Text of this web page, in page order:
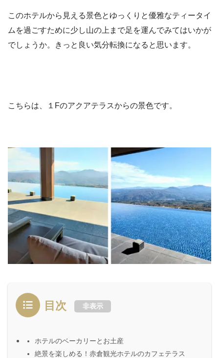
このホテルから見える景色とゆっくりと優雅なティータイ
ムを過ごすために少し山の上まで足を運んでみてはいかが
でしょうか。きっと良い気分転換になると思います。
こちらは、１Fのアクアテラスからの景色です。
目次 非表示
ホテルのベーカリーとお土産
絶景を楽しめる！赤倉観光ホテルのカフェテラス